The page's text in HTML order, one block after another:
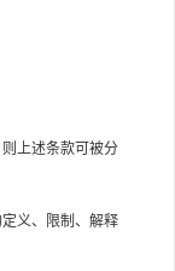
上述条款可被分
义、限制、解释